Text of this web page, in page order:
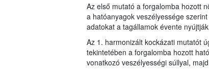
Az első mutató a forgalomba hozott
a hatóanyagok veszélyessége
adatokat a tagállamok évente
Az 1. harmonizált kockázati mutatót
tekintetében a forgalomba hozott
vonatkozó veszélyességi súllyal,